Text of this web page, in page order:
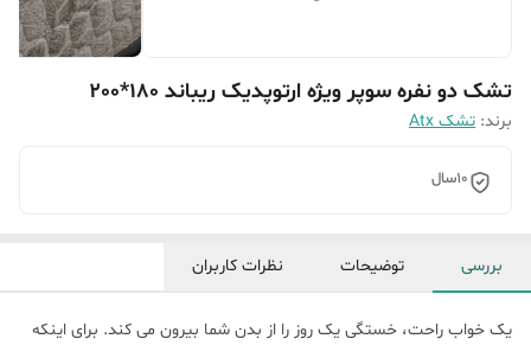
تشک دو نفره سوپر ویژه ارتوپدیک ریباند 180*200
برند: تشک Atx
10سال
بررسی توضیحات نظرات کاربران
یک خواب راحت، خستگی یک روز را از بدن شما بیرون می کند. برای اینکه